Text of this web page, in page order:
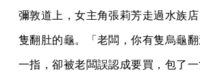
彌敦道上，女主角張莉芳走過水族
隻翻肚的龜。「老闆，你有隻烏龜
一指，卻被老闆誤認成要買，包了